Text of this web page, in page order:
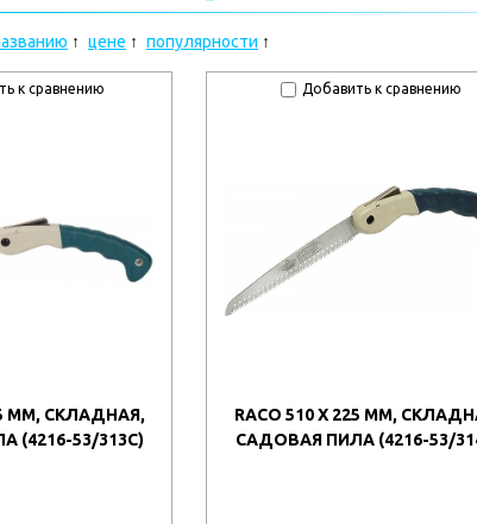
цене популярности
к сравнению
ММ, СКЛАДНАЯ,
(4216-53/313C)
Добавить к сравнению
RACO 510 X 225 ММ,
САДОВАЯ ПИЛА (4216-53/